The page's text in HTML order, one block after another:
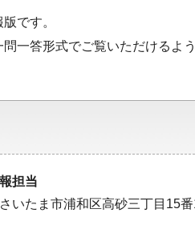
です。
問一答形式でご覧いただけるよ
担当
いたま市浦和区高砂三丁目15